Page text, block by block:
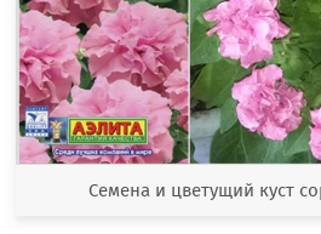
Семена и цветущий куст